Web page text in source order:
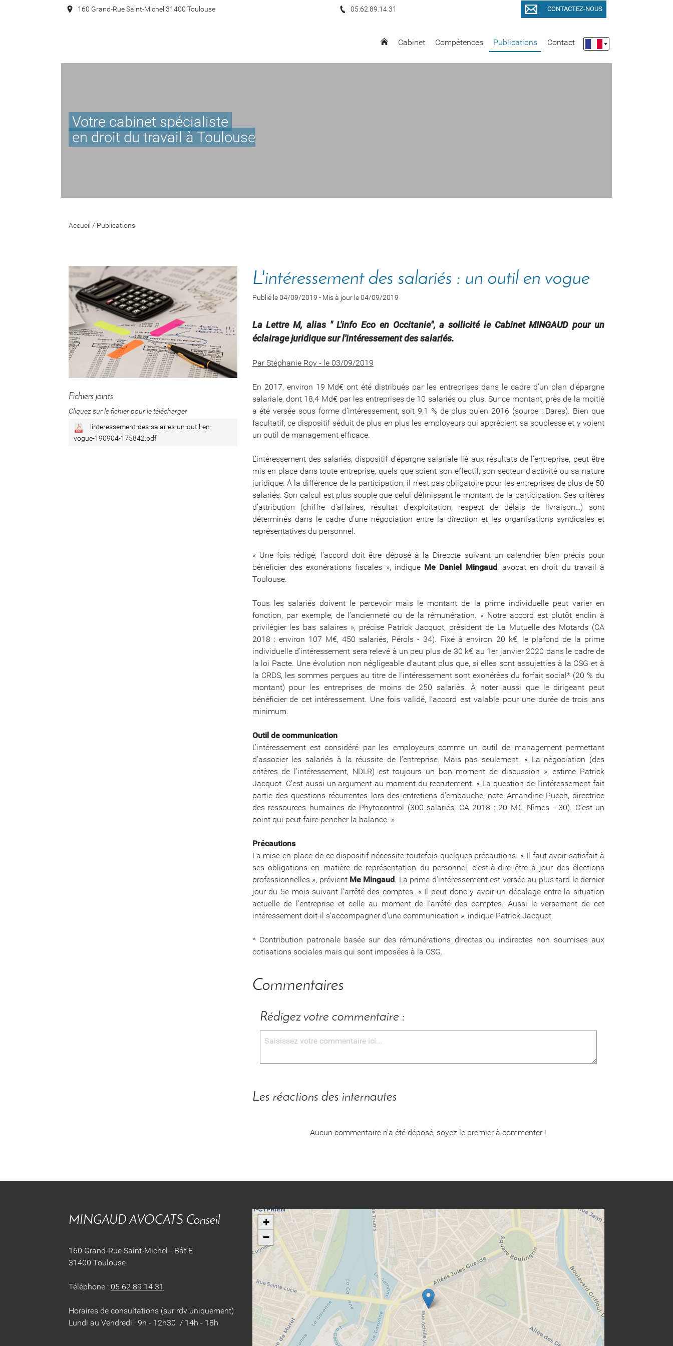
Cabinet Compétences Publications Contact
160 Grand-Rue Saint-Michel 31400 Toulouse 05.62.89.14.31 CONTACTEZ-NOUS
Votre cabinet spécialiste
en droit du travail à Toulouse
Accueil / Publications
Fichiers joints
Cliquez sur le fichier pour le télécharger
linteressement-des-salaries-un-outil-en-
vogue-190904-175842.pdf
L'intéressement des salariés : un outil en vogue
Publié le 04/09/2019 - Mis à jour le 04/09/2019
La Lettre M, alias " L'info Eco en Occitanie", a sollicité le Cabinet MINGAUD pour un
éclairage juridique sur l'intéressement des salariés.
Par Stéphanie Roy - le 03/09/2019
En 2017, environ 19 Md€ ont été distribués par les entreprises dans le cadre d’un plan d’épargne
salariale, dont 18,4 Md€ par les entreprises de 10 salariés ou plus. Sur ce montant, près de la moitié
a été versée sous forme d’intéressement, soit 9,1 % de plus qu’en 2016 (source : Dares). Bien que
facultatif, ce dispositif séduit de plus en plus les employeurs qui apprécient sa souplesse et y voient
un outil de management efficace.
L’intéressement des salariés, dispositif d'épargne salariale lié aux résultats de l'entreprise, peut être
mis en place dans toute entreprise, quels que soient son effectif, son secteur d’activité ou sa nature
juridique. À la différence de la participation, il n’est pas obligatoire pour les entreprises de plus de 50
salariés. Son calcul est plus souple que celui définissant le montant de la participation. Ses critères
d’attribution (chiffre d’affaires, résultat d’exploitation, respect de délais de livraison…) sont
déterminés dans le cadre d’une négociation entre la direction et les organisations syndicales et
représentatives du personnel.
« Une fois rédigé, l’accord doit être déposé à la Direccte suivant un calendrier bien précis pour
bénéficier des exonérations fiscales », indique Me Daniel Mingaud, avocat en droit du travail à
Toulouse.
Tous les salariés doivent le percevoir mais le montant de la prime individuelle peut varier en
fonction, par exemple, de l’ancienneté ou de la rémunération. « Notre accord est plutôt enclin à
privilégier les bas salaires », précise Patrick Jacquot, président de La Mutuelle des Motards (CA
2018 : environ 107 M€, 450 salariés, Pérols - 34). Fixé à environ 20 k€, le plafond de la prime
individuelle d’intéressement sera relevé à un peu plus de 30 k€ au 1er janvier 2020 dans le cadre de
la loi Pacte. Une évolution non négligeable d’autant plus que, si elles sont assujetties à la CSG et à
la CRDS, les sommes perçues au titre de l’intéressement sont exonérées du forfait social* (20 % du
montant) pour les entreprises de moins de 250 salariés. À noter aussi que le dirigeant peut
bénéficier de cet intéressement. Une fois validé, l’accord est valable pour une durée de trois ans
minimum.
Outil de communication
L’intéressement est considéré par les employeurs comme un outil de management permettant
d’associer les salariés à la réussite de l’entreprise. Mais pas seulement. « La négociation (des
critères de l’intéressement, NDLR) est toujours un bon moment de discussion », estime Patrick
Jacquot. C’est aussi un argument au moment du recrutement. « La question de l’intéressement fait
partie des questions récurrentes lors des entretiens d’embauche, note Amandine Puech, directrice
des ressources humaines de Phytocontrol (300 salariés, CA 2018 : 20 M€, Nîmes - 30). C’est un
point qui peut faire pencher la balance. »
Précautions
La mise en place de ce dispositif nécessite toutefois quelques précautions. « Il faut avoir satisfait à
ses obligations en matière de représentation du personnel, c’est-à-dire être à jour des élections
professionnelles », prévient Me Mingaud. La prime d’intéressement est versée au plus tard le dernier
jour du 5e mois suivant l’arrêté des comptes. « Il peut donc y avoir un décalage entre la situation
actuelle de l’entreprise et celle au moment de l’arrêté des comptes. Aussi le versement de cet
intéressement doit-il s’accompagner d’une communication », indique Patrick Jacquot.
* Contribution patronale basée sur des rémunérations directes ou indirectes non soumises aux
cotisations sociales mais qui sont imposées à la CSG.
Commentaires
Rédigez votre commentaire :
Les réactions des internautes
Aucun commentaire n'a été déposé, soyez le premier à commenter !
MINGAUD AVOCATS Conseil
160 Grand-Rue Saint-Michel - Bât E
31400 Toulouse
Téléphone : 05 62 89 14 31
Horaires de consultations (sur rdv uniquement)
Lundi au Vendredi : 9h - 12h30 / 14h - 18h
+
−